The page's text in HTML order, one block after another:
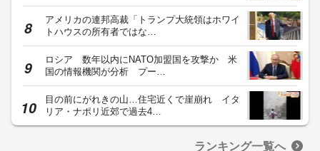
アメリカの連邦高裁「トランプ大統領はホワイ
トハウスの所有者ではな…
ロシア 数年以内にNATO加盟国を攻撃か 米
国の情報機関が分析 プー…
目の前にがれきの山…住宅近くで崖崩れ イタ
リア・ナポリ近郊で過去4…
ランキング一覧へ